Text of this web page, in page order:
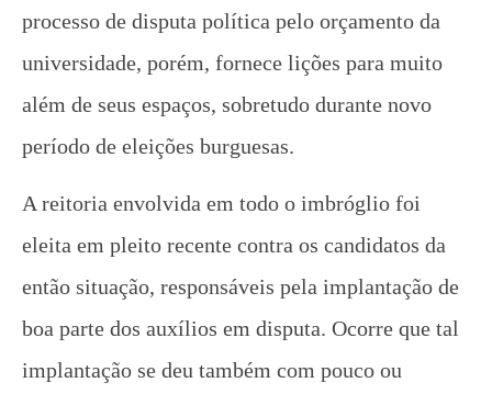
outubro
2024
CN
Espontaneidade e consciência revolucionária: o que
processo de disputa política pelo orçamento da
universidade, porém, fornece lições para muito
além de seus espaços, sobretudo durante novo
período de eleições burguesas.
A reitoria envolvida em todo o imbróglio foi
eleita em pleito recente contra os candidatos da
então situação, responsáveis pela implantação de
boa parte dos auxílios em disputa. Ocorre que tal
implantação se deu também com pouco ou